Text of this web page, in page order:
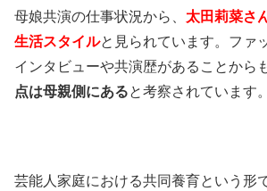
母娘共演の仕事状況から、 太田莉菜さ
生活スタイルと見られています。ファ
インタビューや共演歴があることからも
点は母親側にあると考察されています。
芸能人家庭における共同養育という形